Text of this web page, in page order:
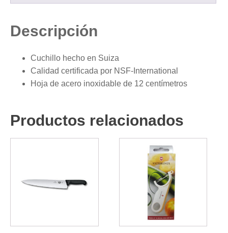
Descripción
Cuchillo hecho en Suiza
Calidad certificada por NSF-International
Hoja de acero inoxidable de 12 centímetros
Productos relacionados